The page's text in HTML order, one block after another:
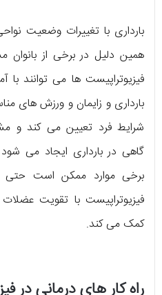
بارداری با تغییرات وضعیت
همین دلیل در برخی از بانوان
فیزیوتراپیست ها می توانند با
بارداری و زایمان و ورزش های
شرایط فرد تعیین می کند و
گاهی در بارداری ایجاد می
برخی موارد ممکن است حتی
فیزیوتراپیست با تقویت
کمک می کند.
راه کار های درمانی در